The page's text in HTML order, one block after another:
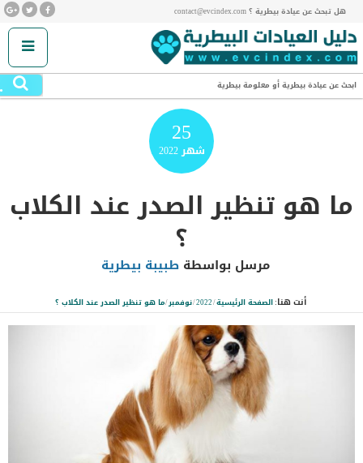
هل تبحث عن عيادة بيطرية ؟ contact@evcindex.com
ابحث عن عيادة بيطرية أو معلومة بيطرية
25
شهر2022
ما هو تنظير الصدر عند الكلاب
؟
مرسل بواسطة طبيبة بيطرية
أنت هنا:الصفحة الرئيسية/
2022
/نوفمبر/ما هو تنظير الصدر عند الكلاب ؟